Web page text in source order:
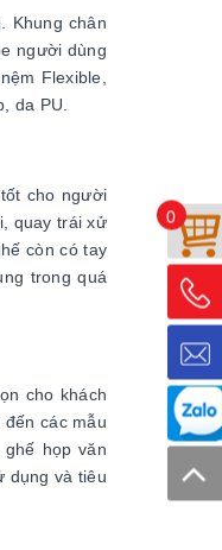
Khung chân
người dùng
Flexible,
da PU.
cho người
quay trái xử
còn có tay
trong quá
cho khách
các mẫu
họp văn
dụng và tiêu
0